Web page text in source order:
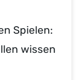
Spielen:
wissen